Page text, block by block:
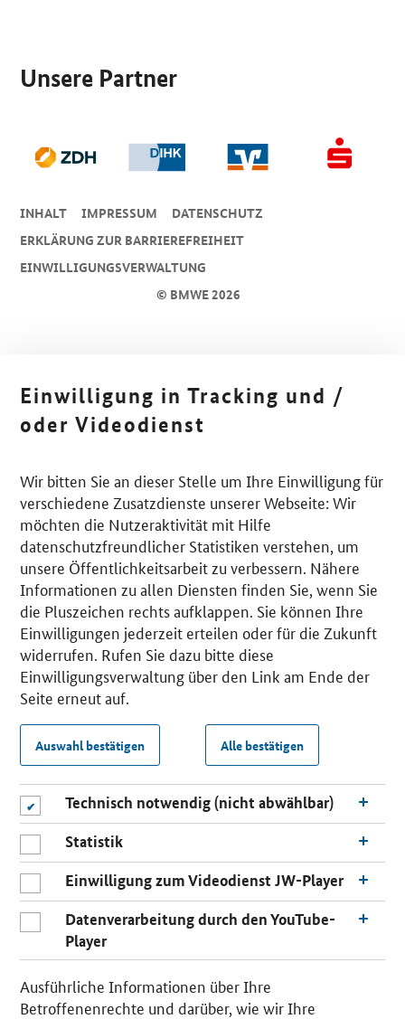
Unsere Partner
© BMWE 2026
INHALT IMPRESSUM
DA­TEN­SCHUTZ
ERKLÄRUNG ZUR BARRIEREFREIHEIT
EINWILLIGUNGSVERWALTUNG
Einwilligung in Tracking und /
oder Videodienst
Wir bitten Sie an dieser Stelle um Ihre Einwilligung für
verschiedene Zusatzdienste unserer Webseite: Wir
möchten die Nutzeraktivität mit Hilfe
datenschutzfreundlicher Statistiken verstehen, um
unsere Öffentlichkeitsarbeit zu verbessern. Nähere
Informationen zu allen Diensten finden Sie, wenn Sie
die Pluszeichen rechts aufklappen. Sie können Ihre
Einwilligungen jederzeit erteilen oder für die Zukunft
widerrufen. Rufen Sie dazu bitte diese
Einwilligungsverwaltung über den Link am Ende der
Seite erneut auf.
Auswahl bestätigen Alle bestätigen
Technisch notwendig (nicht abwählbar)
Statistik
Einwilligung zum Videodienst JW-Player
Datenverarbeitung durch den YouTube-
Player
Ausführliche Informationen über Ihre
Betroffenenrechte und darüber, wie wir Ihre